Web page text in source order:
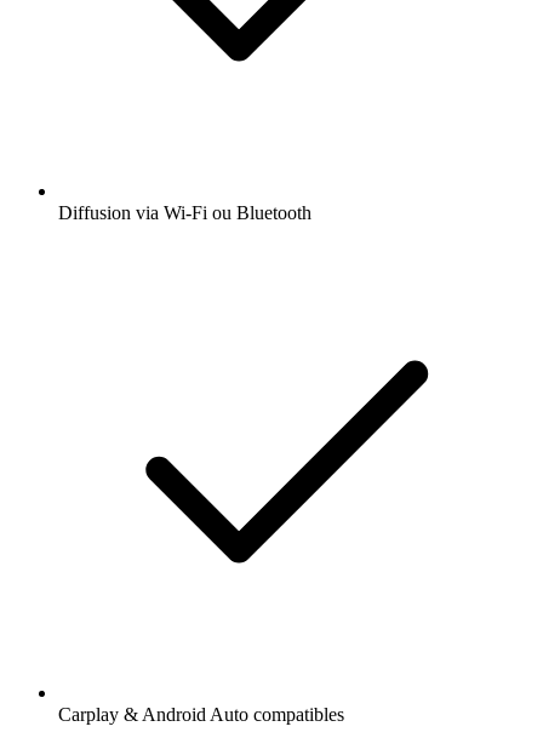
Diffusion via Wi-Fi ou Bluetooth
Carplay & Android Auto compatibles